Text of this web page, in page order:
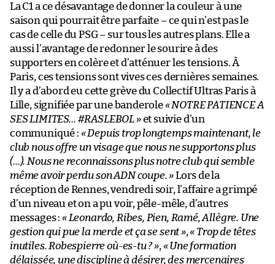
La C1 a ce désavantage de donner la couleur à une
saison qui pourrait être parfaite – ce qui n’est pas le
cas de celle du PSG – sur tous les autres plans. Elle a
aussi l’avantage de redonner le sourire à des
supporters en colère et d’atténuer les tensions. À
Paris, ces tensions sont vives ces dernières semaines.
Il y a d’abord eu cette grève du Collectif Ultras Paris à
Lille, signifiée par une banderole« NOTRE PATIENCE A
SES LIMITES… #RASLEBOL »et suivie d’un
communiqué : « Depuis trop longtemps maintenant, le
club nous offre un visage que nous ne supportons plus
(…). Nous ne reconnaissons plus notre club qui semble
même avoir perdu son ADN coupe. »Lors de la
réception de Rennes, vendredi soir, l’affaire a grimpé
d’un niveau et on a pu voir, pêle-mêle, d’autres
messages :« Leonardo, Ribes, Pien, Ramé, Allègre. Une
gestion qui pue la merde et ça se sent »,« Trop de têtes
inutiles. Robespierre où-es-tu ? », « Une formation
délaissée, une discipline à désirer, des mercenaires